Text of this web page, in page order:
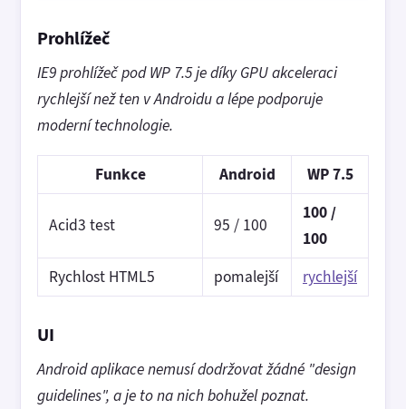
Prohlížeč
IE9 prohlížeč pod WP 7.5 je díky GPU akceleraci
rychlejší než ten v Androidu a lépe podporuje
moderní technologie.
Funkce Android WP 7.5
Acid3 test 95 / 100
100 /
100
Rychlost HTML5
pomalejší rychlejší
UI
Android aplikace nemusí dodržovat žádné "design
guidelines", a je to na nich bohužel poznat.